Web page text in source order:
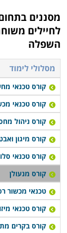
מסננים
לחיילים
השפלה
מסלולי לימוד
קורס טכנאי
קורס טכנאי
קורס ניהול
קורס מיגון
קורס טכנאי
קורס מנעולן
טכנאי מכשור
קורס טכנאי
קורס בקרים